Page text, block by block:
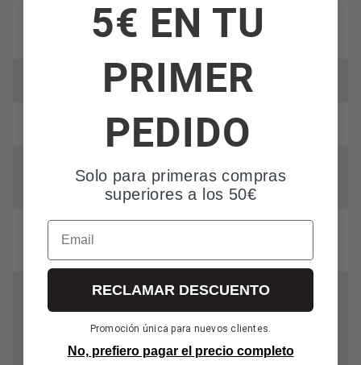
Descongelación
Total No Frost
N/A
Control e indicadores Botón
Volumen útil del
193 Litros
Clase climática
Tropical
Templado Ampliado
5€ EN TU
PRIMER
PEDIDO
Solo para primeras compras
superiores a los 50€
Email
RECLAMAR DESCUENTO
Promoción única para nuevos clientes.
No, prefiero pagar el precio completo